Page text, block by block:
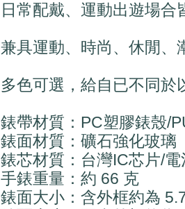
日常配戴、運動出遊場合
兼具運動、時尚、休閒、
多色可選，給自已不同於
錶帶材質：PC塑膠錶殼/
錶面材質：礦石強化玻璃
錶芯材質：台灣IC芯片/電
手錶重量：約 66 克
錶面大小：含外框約為